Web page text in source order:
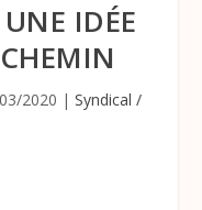
IDÉE
2020 | Syndical /